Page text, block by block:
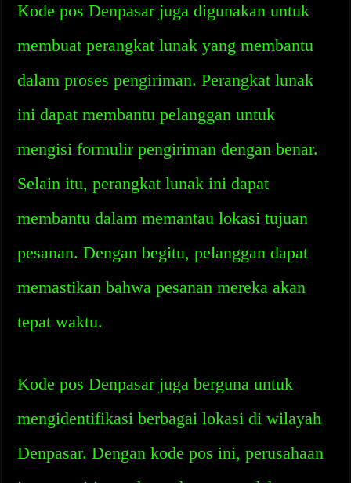
Kode pos Denpasar juga digunakan untuk
membuat perangkat lunak yang membantu
dalam proses pengiriman. Perangkat lunak
ini dapat membantu pelanggan untuk
mengisi formulir pengiriman dengan benar.
Selain itu, perangkat lunak ini dapat
membantu dalam memantau lokasi tujuan
pesanan. Dengan begitu, pelanggan dapat
memastikan bahwa pesanan mereka akan
tepat waktu.
Kode pos Denpasar juga berguna untuk
mengidentifikasi berbagai lokasi di wilayah
Denpasar. Dengan kode pos ini, perusahaan